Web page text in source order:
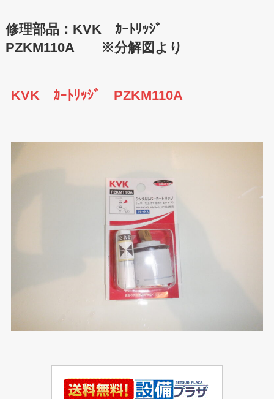
修理部品：KVK ｶｰﾄﾘｯｼﾞ
PZKM110A ※分解図より
KVK ｶｰﾄﾘｯｼﾞ PZKM110A